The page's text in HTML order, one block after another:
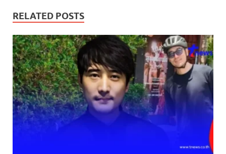
RELATED POSTS